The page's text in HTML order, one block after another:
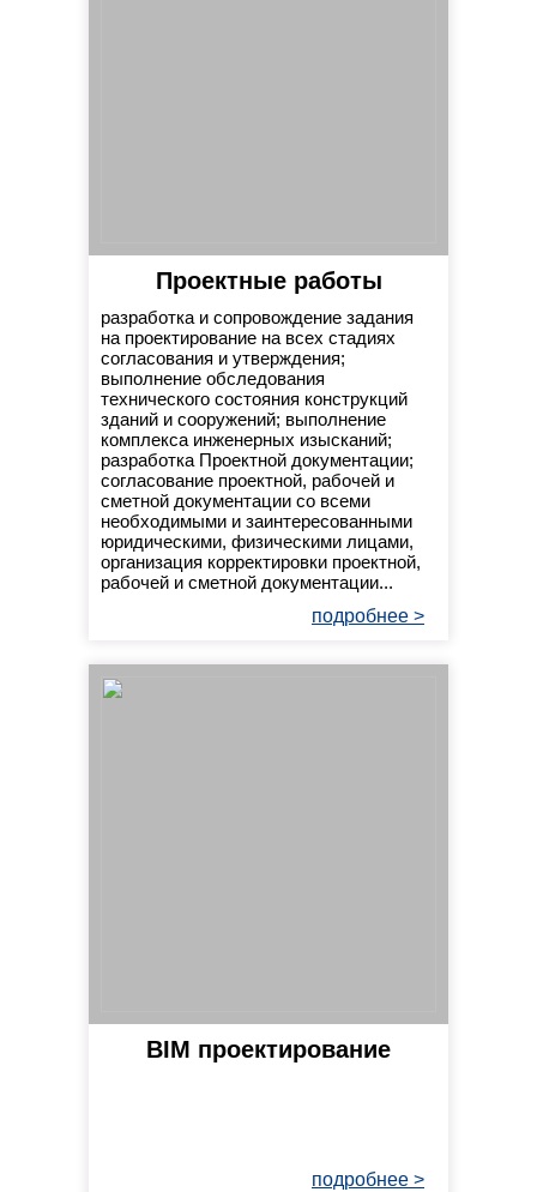
Проектные работы
разработка и сопровождение задания
на проектирование на всех стадиях
согласования и утверждения;
выполнение обследования
технического состояния конструкций
зданий и сооружений; выполнение
комплекса инженерных изысканий;
разработка Проектной документации;
согласование проектной, рабочей и
сметной документации со всеми
необходимыми и заинтересованными
юридическими, физическими лицами,
организация корректировки проектной,
рабочей и сметной документации...
подробнее >
BIM проектирование
подробнее >